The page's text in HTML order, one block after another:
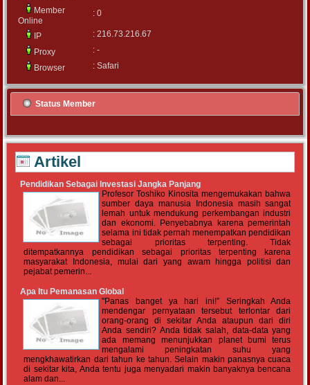
Member
Online
: 0
IP
: 216.73.216.67
Proxy
: -
Browser
: Safari
Status Member
Artikel
Pendidikan Sebagai Investasi Jangka Panjang
Profesor Toshiko Kinosita mengemukakan bahwa
sumber daya manusia Indonesia masih sangat
lemah untuk mendukung perkembangan industri
dan ekonomi. Penyebabnya karena pemerintah
selama ini tidak pernah menempatkan pendidikan
sebagai prioritas terpenting. Tidak
ditempatkannya pendidikan sebagai prioritas terpenting karena
masyarakat Indonesia, mulai dari yang awam hingga politisi dan
pejabat pemerin...
Apa Itu Pemanasan Global
"Panas banget ya hari ini!” Seringkah Anda
mendengar pernyataan tersebut terlontar dari
orang-orang di sekitar Anda ataupun dari diri
Anda sendiri? Anda tidak salah, data-data yang
ada memang menunjukkan planet bumi terus
mengalami peningkatan suhu yang
mengkhawatirkan dari tahun ke tahun. Selain makin panasnya cuaca
di sekitar kita, Anda tentu juga menyadari makin banyaknya bencana
alam dan...